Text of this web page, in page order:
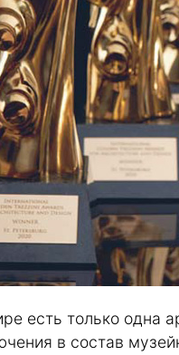
есть только одна
в состав